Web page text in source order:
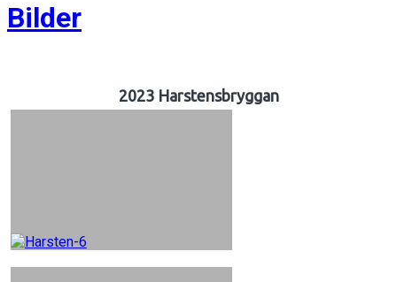
Bilder
2023 Harstensbryggan